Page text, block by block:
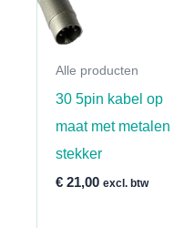
Alle producten
30 5pin kabel op
maat met metalen
stekker
€21,00 excl. btw